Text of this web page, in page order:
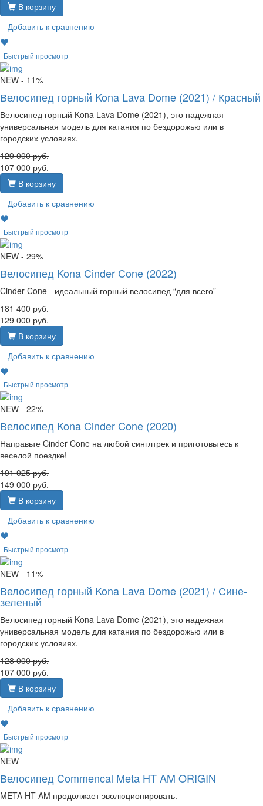
В корзину
Добавить к сравнению
Быстрый просмотр
NEW - 11%
Велосипед горный Kona Lava Dome (2021) / Красный
Велосипед горный Kona Lava Dome (2021), это надежная
универсальная модель для катания по бездорожью или в
городских условиях.
129 000руб.
107 000 руб.
В корзину
Добавить к сравнению
Быстрый просмотр
NEW - 29%
Велосипед Kona Cinder Cone (2022)
Cinder Cone - идеальный горный велосипед “для всего”
181 400руб.
129 000 руб.
В корзину
Добавить к сравнению
Быстрый просмотр
NEW - 22%
Велосипед Kona Cinder Cone (2020)
Направьте Cinder Cone на любой синглтрек и приготовьтесь к
веселой поездке!
191 025руб.
149 000 руб.
В корзину
Добавить к сравнению
Быстрый просмотр
NEW - 11%
Велосипед горный Kona Lava Dome (2021) / Сине-
зеленый
Велосипед горный Kona Lava Dome (2021), это надежная
универсальная модель для катания по бездорожью или в
городских условиях.
128 000руб.
107 000 руб.
В корзину
Добавить к сравнению
Быстрый просмотр
NEW
Велосипед Commencal Meta HT AM ORIGIN
META HT AM продолжает эволюционировать.